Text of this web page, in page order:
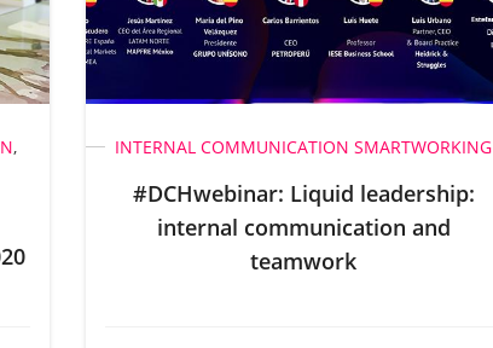
,
INTERNAL COMMUNICATION SMARTWORKING
#DCHwebinar: Liquid leadership:
internal communication and
teamwork